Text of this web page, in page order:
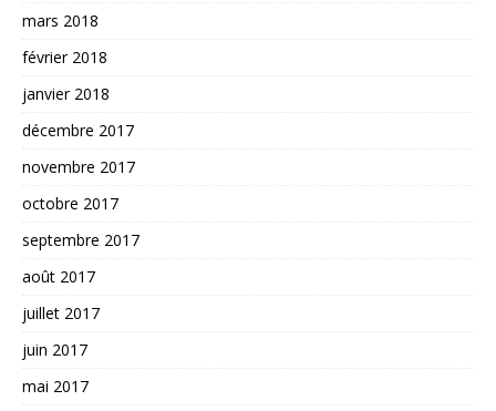
mars 2018
février 2018
janvier 2018
décembre 2017
novembre 2017
octobre 2017
septembre 2017
août 2017
juillet 2017
juin 2017
mai 2017